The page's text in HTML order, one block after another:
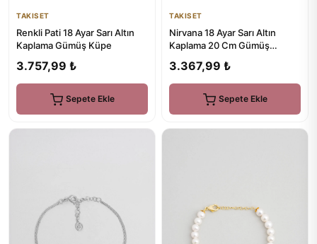
TAKISET
Renkli Pati 18 Ayar Sarı Altın
Kaplama Gümüş Küpe
3.757,99 ₺
Sepete Ekle
TAKISET
Nirvana 18 Ayar Sarı Altın
Kaplama 20 Cm Gümüş
3.367,99 ₺
Sepete Ekle